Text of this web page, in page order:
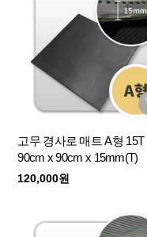
고무 경사로 매트 A형 15T
90cm x 90cm x 15mm(T)
120,000원